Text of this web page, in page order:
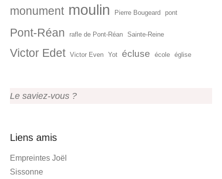
monument moulin Pierre Bougeard pont
Pont-Réan rafle de Pont-Réan Sainte-Reine
Victor Edet Victor Even Yot écluse école église
Le saviez-vous ?
Liens amis
Empreintes Joël
Sissonne